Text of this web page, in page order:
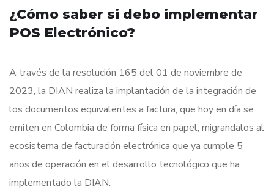
¿Cómo saber si debo implementar
POS Electrónico?
A través de la resolución 165 del 01 de noviembre de
2023, la DIAN realiza la implantación de la integración de
los documentos equivalentes a factura, que hoy en día se
emiten en Colombia de forma física en papel, migrandalos al
ecosistema de facturación electrónica que ya cumple 5
años de operación en el desarrollo tecnológico que ha
implementado la DIAN.